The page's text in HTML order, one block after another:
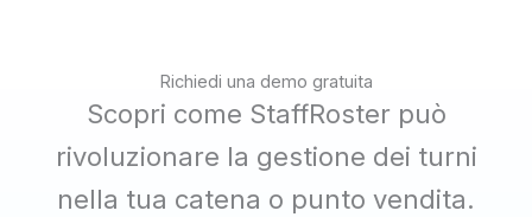
Richiedi una demo gratuita
Scopri come StaffRoster può
rivoluzionare la gestione dei turni
nella tua catena o punto vendita.